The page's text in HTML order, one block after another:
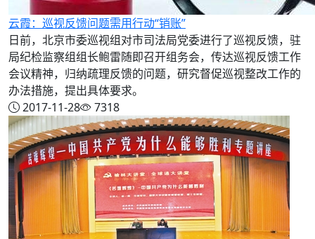
云霞：巡视反馈问题需用行动“销账”
日前，北京市委巡视组对市司法局党委进行了巡视反馈，驻
局纪检监察组组长鲍雷随即召开组务会，传达巡视反馈工作
会议精神，归纳疏理反馈的问题，研究督促巡视整改工作的
办法措施，提出具体要求。
2017-11-28
7318